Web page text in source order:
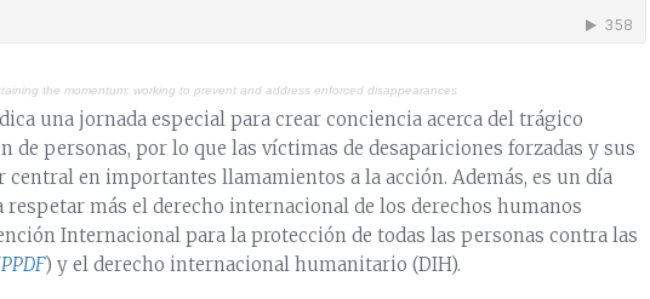
the momentum: working to prevent and address enforced disappearances
una jornada especial para crear conciencia acerca del trágico
de personas, por lo que las víctimas de desapariciones forzadas y sus
en importantes llamamientos a la acción. Además, es un día
más el derecho internacional de los derechos humanos
Internacional para la protección de todas las personas contra las
) y el derecho internacional humanitario (DIH).